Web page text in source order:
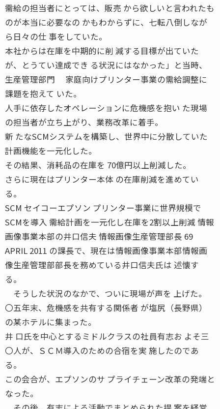
需給の担当者にとっては、販売 から欲しいと言われたも
のが本当に必要なの かもわからずに、七転八倒しなが
ら日々の仕 事をしていた。
本社からは在庫を中期的に削 減する目標が出ていた
が、とうてい達成でき る状況にはなかった」と当時、
生産管理部門 家庭向けプリンター事業の需給調整に
課題を抱えて いた。
人手に依存したオペレーションに危機感を抱い た現場
の担当者が立ち上がり、業務改革に着手。
新 たなSCMシステムを構築し、世界中に分散していた
計画機能を一元化した。
その結果、消耗品の在庫を 70億円以上削減した。
さらに現在はプリンター本体 の在庫削減を進めてい
る。
SCM セイコーエプソン プリンター事業に世界規模で
SCMを導入 需給計画を一元化し在庫を2割以上削減 情報
画像事業本部の井口信夫 情報画像生産管理部長 69
APRIL 2011 の課長で、現在は情報画像事業本部情報画
像生産管理部部長を務めている井口信夫氏は 述懐す
る。
そうした状況のなかで、ついに現場が声を 上げた。
〇五年末、危機感を共有する関係者 が塩尻（長野県）
の某ホテルに集まった。
井 口氏を中心とするミドルクラスの社員有志お よそ三
〇人が、ＳＣＭ導入のための合宿を実 施したのであ
る。
この会合が、エプソンのサ プライチェーン改革の発端と
なった。